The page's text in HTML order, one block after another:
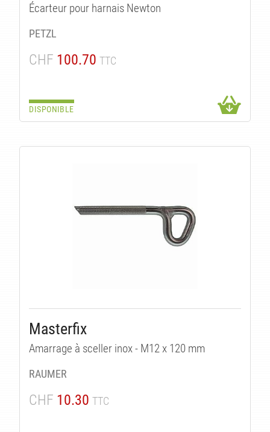
Écarteur pour harnais Newton
PETZL
CHF 100.70 TTC
DISPONIBLE
Masterfix
Amarrage à sceller inox - M12 x 120 mm
RAUMER
CHF 10.30 TTC